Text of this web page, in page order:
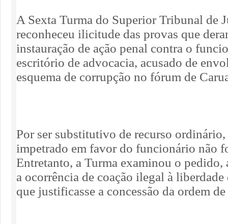
A Sexta Turma do Superior Tribunal de
reconheceu ilicitude das provas que
instauração de ação penal contra o
escritório de advocacia, acusado de
esquema de corrupção no fórum de
Por ser substitutivo de recurso ordinário,
impetrado em favor do funcionário não
Entretanto, a Turma examinou o
a ocorrência de coação ilegal à
que justificasse a concessão da ordem